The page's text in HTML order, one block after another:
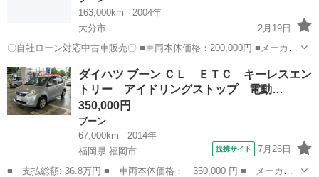
163,000km
2004年
大分市
2月19日
〇自社ローン対応中古車販売〇 ■車両本体価格：200,000円 ■メーカー
名：ダイハツ ■車種名：ブーン ■排気量：1,000cc ■年式：H16年 ■走
行距離：163,000km ■色名：ミントブルー ...
大分 大分市 ブーン
ダイハツ ブーン ＣＬ ＥＴＣ キーレスエン
トリー アイドリングストップ 電動…
350,000円
ブーン
67,000km
2014年
福岡県 福岡市
提携サイト 7月26日
■ 支払総額: 36.8万円 ■ 車両本体価格： 350,000 円 ■ メーカー